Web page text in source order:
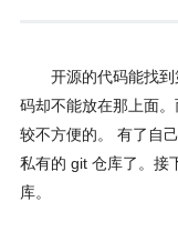
开源的代码能找
码却不能放在那上面
较不方便的。 有了自
私有的 git 仓库了。接
库。